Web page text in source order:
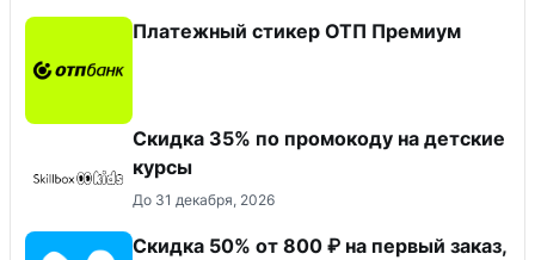
Платежный стикер ОТП Премиум
Скидка 35% по промокоду на детские
курсы
До 31 декабря, 2026
Скидка 50% от 800 ₽ на первый заказ,